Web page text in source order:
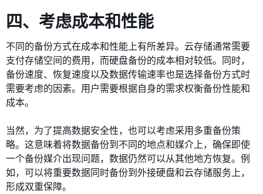
四、考虑成本和性能
不同的备份方式在成本和性能上有所差异。云存储通常需要
支付存储空间的费用，而硬盘备份的成本相对较低。同时，
备份速度、恢复速度以及数据传输速率也是选择备份方式时
需要考虑的因素。用户需要根据自身的需求权衡备份性能和
成本。
当然，为了提高数据安全性，也可以考虑采用多重备份策
略。这意味着将数据备份到不同的地点和媒介上，确保即使
一个备份媒介出现问题，数据仍然可以从其他地方恢复。例
如，可以将重要数据同时备份到外接硬盘和云存储服务上，
形成双重保障。